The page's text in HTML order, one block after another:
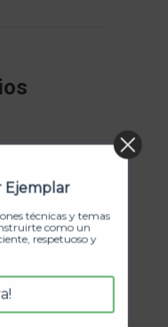
8:44 am
a sacar
gracias
Ejemplar
técnicas y temas
como un
respetuoso y